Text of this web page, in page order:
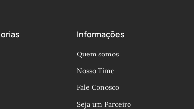
Informações
Quem somos
Nosso Time
Fale Conosco
Seja um Parceiro